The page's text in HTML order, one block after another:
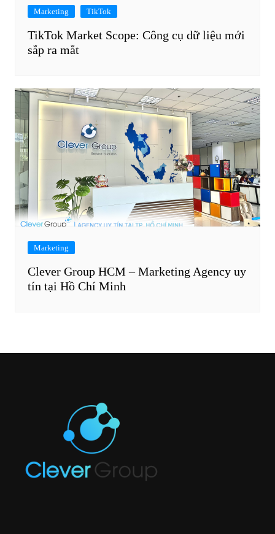
Marketing TikTok
TikTok Market Scope: Công cụ dữ liệu mới
sắp ra mắt
Marketing
Clever Group HCM – Marketing Agency uy
tín tại Hồ Chí Minh